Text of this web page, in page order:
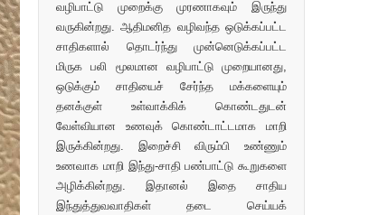
வழிபாட்டு முறைக்கு முரணாகவும் இருந்து
வருகின்றது. ஆதிமனித வழிவந்த ஒடுக்கப்பட்ட
சாதிகளால் தொடர்ந்து முன்னெடுக்கப்பட்ட
மிருக பலி மூலமான வழிபாட்டு முறையானது,
ஒடுக்கும் சாதியைச் சேர்ந்த மக்களையும்
தனக்குள் உள்வாக்கிக் கொண்டதுடன்
வேள்வியான உணவுக் கொண்டாட்டமாக மாறி
இருக்கின்றது. இறைச்சி விரும்பி உண்ணும்
உணவாக மாறி இந்து-சாதி பண்பாட்டு கூறுகளை
அழிக்கின்றது. இதானல் இதை சாதிய
இந்துத்துவவாதிகள் தடை செய்யக்